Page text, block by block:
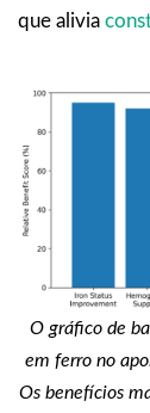
que alivia
O gráfico de
em ferro no
Os benefícios